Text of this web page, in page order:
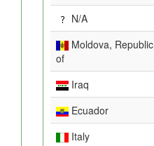
N/A
Moldova, Republic
of
Iraq
Ecuador
Italy